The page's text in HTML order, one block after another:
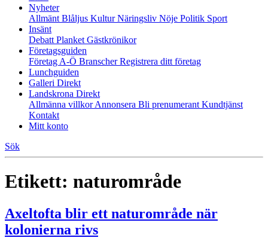
Nyheter
Allmänt Blåljus KulturNäringsliv Nöje Politik Sport
Insänt
Debatt Planket Gästkrönikor
Företagsguiden
Företag A-Ö BranscherRegistrera ditt företag
Lunchguiden
Galleri Direkt
Landskrona Direkt
Allmänna villkorAnnonsera Bli prenumerant Kundtjänst
Kontakt
Mitt konto
Sök
Etikett: naturområde
Axeltofta blir ett naturområde när
kolonierna rivs